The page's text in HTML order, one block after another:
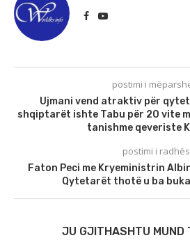
postimi i
Ujmani vend atraktiv për
shqiptarët ishte Tabu për 20 vite
tanishme qeveriste
postimi i radhës
Faton Peci me Kryeministrin
Qytetarët thotë u ba
JU GJITHASHTU MUND